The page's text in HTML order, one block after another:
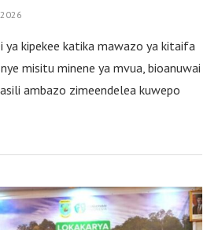
ya kipekee katika mawazo ya kitaifa
misitu minene ya mvua, bioanuwai
ambazo zimeendelea kuwepo